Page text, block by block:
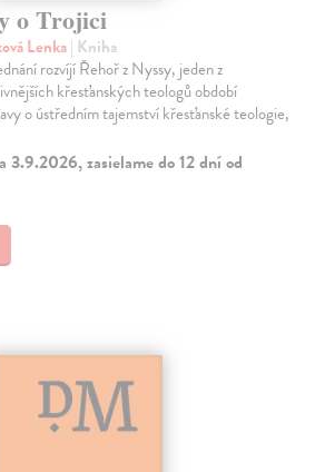
o Trojici
Lenka| Kniha
rozvíjí Řehoř z Nyssy, jeden z
křesťanských teologů období
o ústředním tajemství křesťanské teologie,
3.9.2026, zasielame do 12 dní od